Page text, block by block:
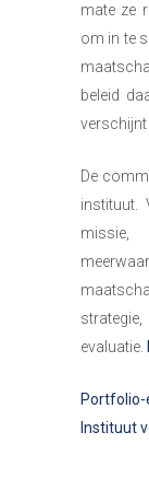
mate ze
om in te
beleid
De
instituut.
missie,
evaluatie.
Portfolio-
Instituut